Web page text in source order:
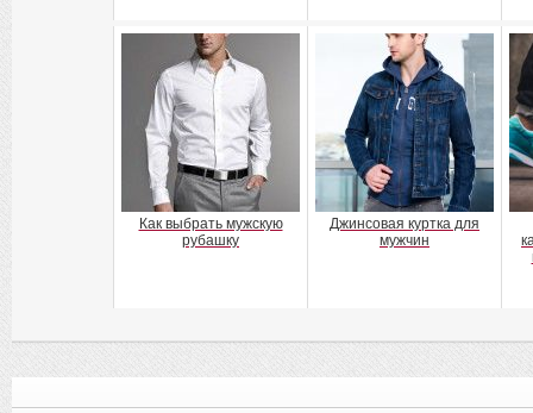
Как выбрать мужскую
рубашку
Джинсовая куртка для
мужчин